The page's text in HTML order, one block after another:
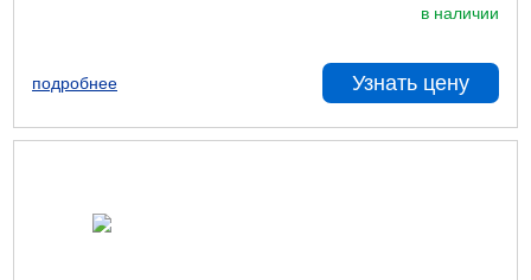
в наличии
подробнее Узнать цену